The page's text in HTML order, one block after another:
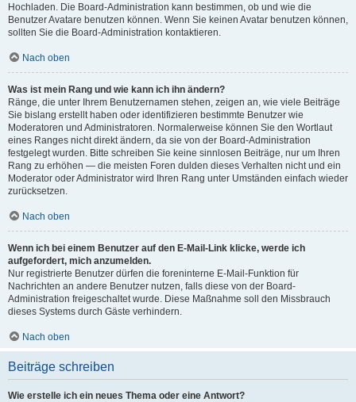
Hochladen. Die Board-Administration kann bestimmen, ob und wie die
Benutzer Avatare benutzen können. Wenn Sie keinen Avatar benutzen können,
sollten Sie die Board-Administration kontaktieren.
Nach oben
Was ist mein Rang und wie kann ich ihn ändern?
Ränge, die unter Ihrem Benutzernamen stehen, zeigen an, wie viele Beiträge
Sie bislang erstellt haben oder identifizieren bestimmte Benutzer wie
Moderatoren und Administratoren. Normalerweise können Sie den Wortlaut
eines Ranges nicht direkt ändern, da sie von der Board-Administration
festgelegt wurden. Bitte schreiben Sie keine sinnlosen Beiträge, nur um Ihren
Rang zu erhöhen — die meisten Foren dulden dieses Verhalten nicht und ein
Moderator oder Administrator wird Ihren Rang unter Umständen einfach wieder
zurücksetzen.
Nach oben
Wenn ich bei einem Benutzer auf den E-Mail-Link klicke, werde ich
aufgefordert, mich anzumelden.
Nur registrierte Benutzer dürfen die foreninterne E-Mail-Funktion für
Nachrichten an andere Benutzer nutzen, falls diese von der Board-
Administration freigeschaltet wurde. Diese Maßnahme soll den Missbrauch
dieses Systems durch Gäste verhindern.
Nach oben
Beiträge schreiben
Wie erstelle ich ein neues Thema oder eine Antwort?